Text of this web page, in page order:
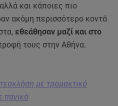
και κάποιες πιο
ακόμη περισσότερο κοντά
εθεάθησαν μαζί και στο
τους στην Αθήνα.
με τρομακτικό
πανικό